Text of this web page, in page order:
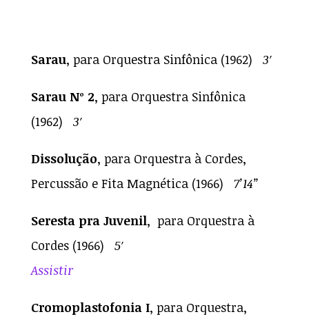
Sarau, para Orquestra Sinfônica (1962) 3′
Sarau Nº 2, para Orquestra Sinfônica
(1962) 3′
Dissolução, para Orquestra à Cordes,
Percussão e Fita Magnética (1966) 7’14”
Seresta pra Juvenil, para Orquestra à
Cordes (1966) 5′
Assistir
Cromoplastofonia I, para Orquestra,